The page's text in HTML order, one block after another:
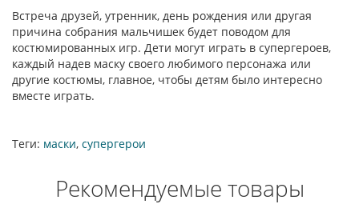
Встреча друзей, утренник, день рождения или другая
причина собрания мальчишек будет поводом для
костюмированных игр. Дети могут играть в супергероев,
каждый надев маску своего любимого персонажа или
другие костюмы, главное, чтобы детям было интересно
вместе играть.
Теги: маски, супергерои
Рекомендуемые товары